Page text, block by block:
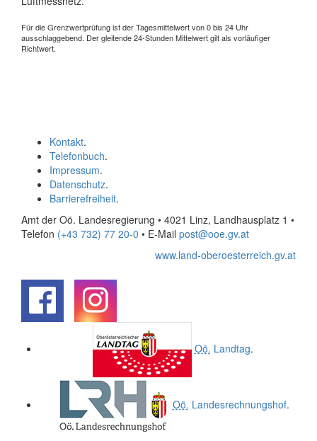
Für die Grenzwertprüfung ist der Tagesmittelwert von 0 bis 24 Uhr
ausschlaggebend. Der gleitende 24-Stunden Mittelwert gilt als vorläufiger
Richtwert.
Kontakt.
Telefonbuch.
Impressum.
Datenschutz.
Barrierefreiheit.
Amt der Oö. Landesregierung • 4021 Linz, Landhausplatz 1 •
Telefon (+43 732) 77 20-0 • E-Mail post@ooe.gv.at
www.land-oberoesterreich.gv.at
Oö. Landtag.
Oö. Landesrechnungshof.